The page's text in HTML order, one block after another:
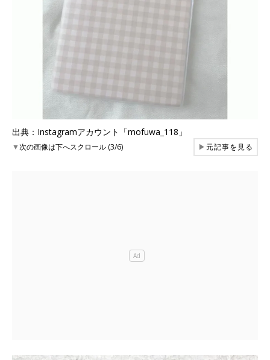
出典：Instagramアカウント「mofuwa_118」
▼次の画像は下へスクロール (3/6) ▶元記事を見る